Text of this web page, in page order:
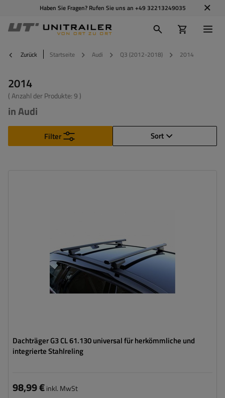
Haben Sie Fragen? Rufen Sie uns an +49 32213249035
Zurück Startseite Audi Q3 (2012-2018) 2014
2014
( Anzahl der Produkte:9 )
in Audi
Sort
Filter
Dachträger G3 CL 61.130 universal für herkömmliche und
integrierte Stahlreling
98,99 €inkl. MwSt